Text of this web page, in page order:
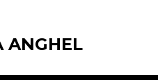
ANGHEL